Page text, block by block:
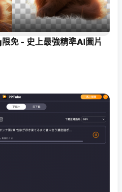
免 - 史上最強精準AI圖片